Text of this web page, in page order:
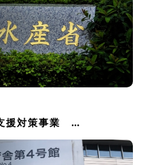
援対策事業 …